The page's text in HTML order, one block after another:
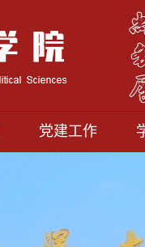
党建工作